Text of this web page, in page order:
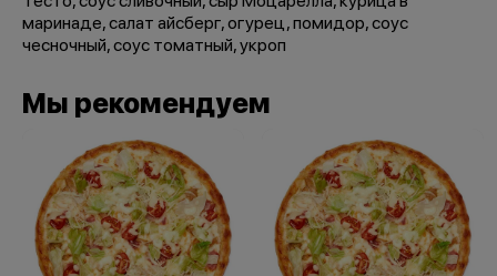
маринаде, салат айсберг, огурец, помидор, соус
чесночный, соус томатный, укроп
Мы рекомендуем